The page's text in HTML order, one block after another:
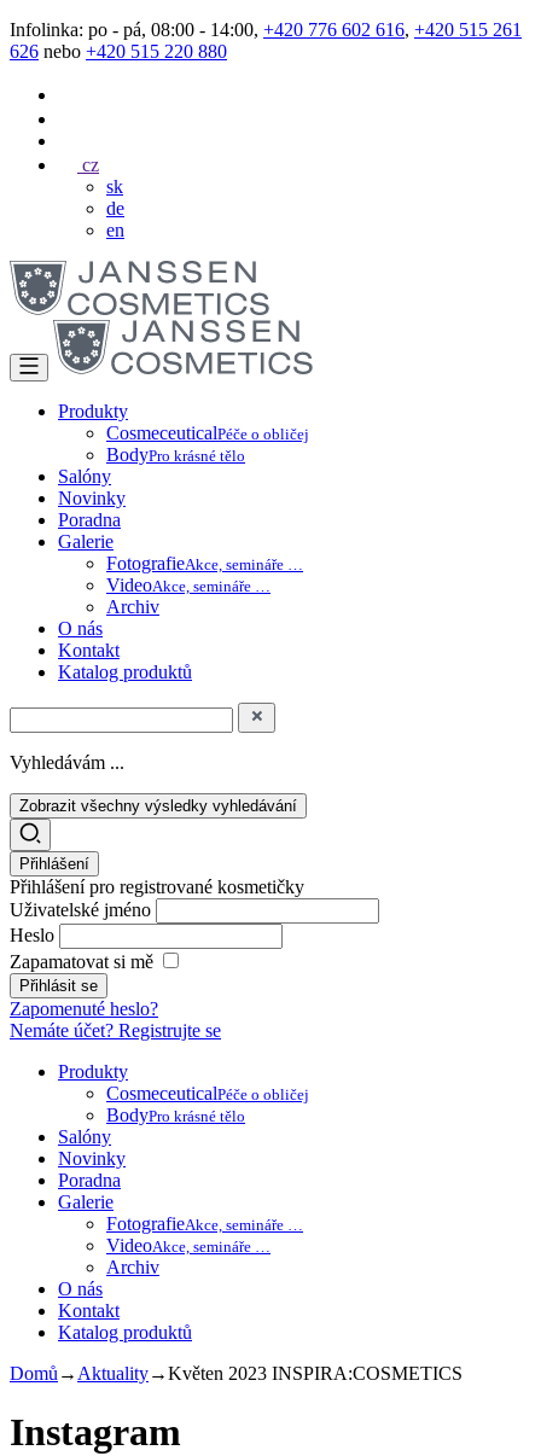
Infolinka: po - pá, 08:00 - 14:00, +420 776 602 616, +420 515 261
626 nebo +420 515 220 880
cz
sk
de
en
Produkty
CosmeceuticalPéče o obličej
BodyPro krásné tělo
Salóny
Novinky
Poradna
Galerie
FotografieAkce, semináře …
VideoAkce, semináře …
Archiv
O nás
Kontakt
Katalog produktů
Vyhledávám ...
Zobrazit všechny výsledky vyhledávání
Přihlášení
Přihlášení pro registrované kosmetičky
Uživatelské jméno
Heslo
Zapamatovat si mě
Zapomenuté heslo?
Nemáte účet? Registrujte se
Produkty
CosmeceuticalPéče o obličej
BodyPro krásné tělo
Salóny
Novinky
Poradna
Galerie
FotografieAkce, semináře …
VideoAkce, semináře …
Archiv
O nás
Kontakt
Katalog produktů
Domů → Aktuality→Květen 2023 INSPIRA:COSMETICS
Instagram